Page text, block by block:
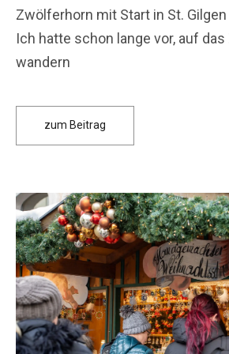
Zwölferhorn mit Start in St.
Ich hatte schon lange vor, auf
wandern
zum Beitrag